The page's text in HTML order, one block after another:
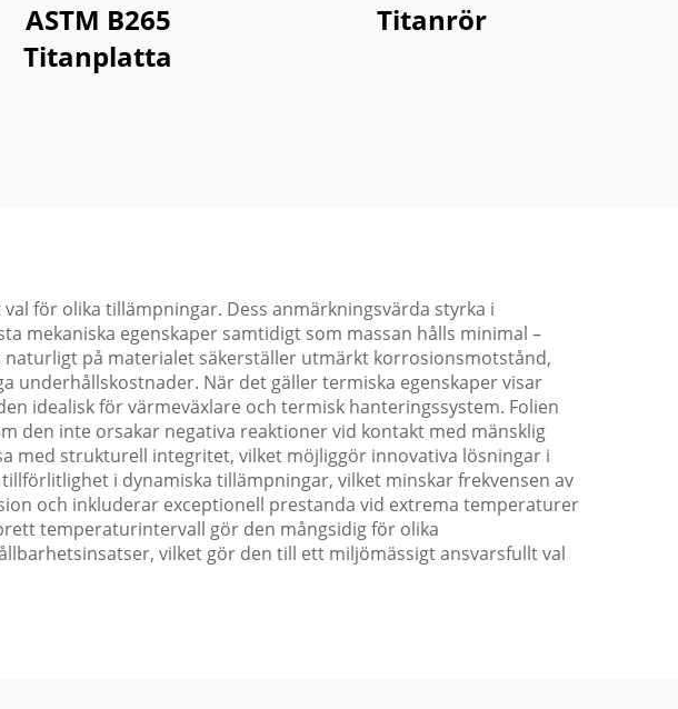
ASTM B265
Titanplatta
Titanrör
för olika tillämpningar. Dess anmärkningsvärda styrka i
mekaniska egenskaper samtidigt som massan hålls minimal –
på materialet säkerställer utmärkt korrosionsmotstånd,
underhållskostnader. När det gäller termiska egenskaper visar
idealisk för värmeväxlare och termisk hanteringssystem. Folien
den inte orsakar negativa reaktioner vid kontakt med mänsklig
med strukturell integritet, vilket möjliggör innovativa lösningar i
i dynamiska tillämpningar, vilket minskar frekvensen av
och inkluderar exceptionell prestanda vid extrema temperaturer
temperaturintervall gör den mångsidig för olika
vilket gör den till ett miljömässigt ansvarsfullt val